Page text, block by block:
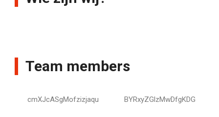
Team members
cmXJcASgMofzizjaqu BYRxyZGlzMwDfgKDG